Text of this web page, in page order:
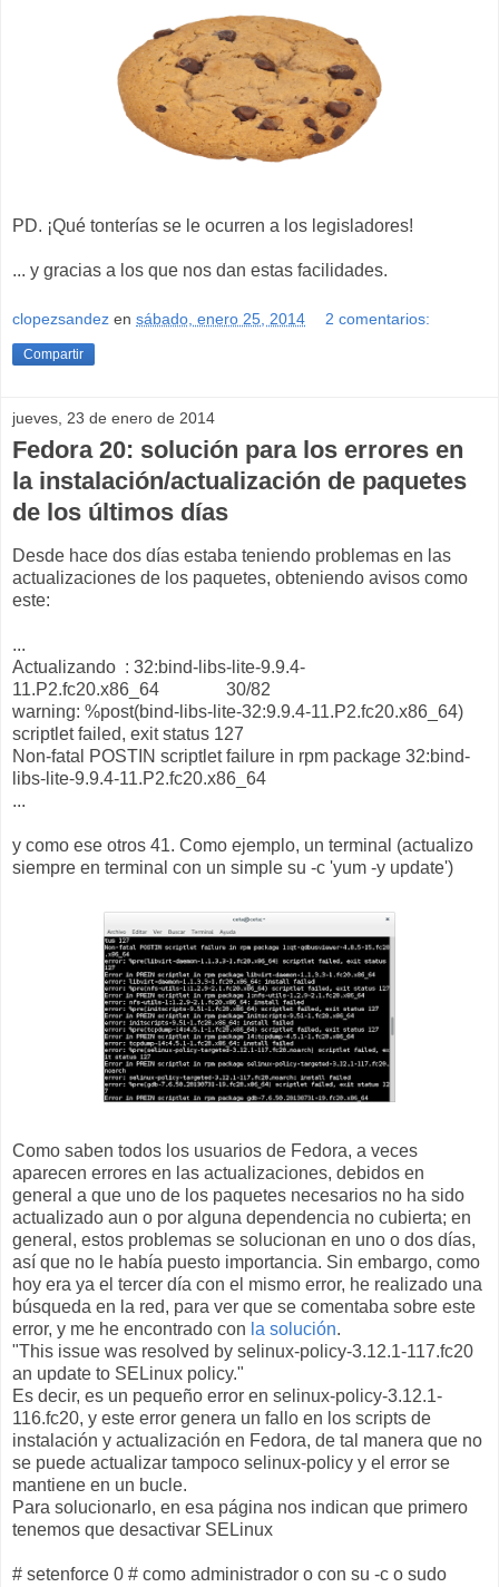
PD. ¡Qué tonterías se le ocurren a los legisladores!
... y gracias a los que nos dan estas facilidades.
clopezsandez en sábado, enero 25, 2014 2 comentarios:
Compartir
jueves, 23 de enero de 2014
Fedora 20: solución para los errores en
la instalación/actualización de paquetes
de los últimos días
Desde hace dos días estaba teniendo problemas en las
actualizaciones de los paquetes, obteniendo avisos como
este:
...
Actualizando : 32:bind-libs-lite-9.9.4-
11.P2.fc20.x86_64 30/82
warning: %post(bind-libs-lite-32:9.9.4-11.P2.fc20.x86_64)
scriptlet failed, exit status 127
Non-fatal POSTIN scriptlet failure in rpm package 32:bind-
libs-lite-9.9.4-11.P2.fc20.x86_64
...
y como ese otros 41. Como ejemplo, un terminal (actualizo
siempre en terminal con un simple su -c 'yum -y update')
Como saben todos los usuarios de Fedora, a veces
aparecen errores en las actualizaciones, debidos en
general a que uno de los paquetes necesarios no ha sido
actualizado aun o por alguna dependencia no cubierta; en
general, estos problemas se solucionan en uno o dos días,
así que no le había puesto importancia. Sin embargo, como
hoy era ya el tercer día con el mismo error, he realizado una
búsqueda en la red, para ver que se comentaba sobre este
error, y me he encontrado con la solución.
"This issue was resolved by selinux-policy-3.12.1-117.fc20
an update to SELinux policy."
Es decir, es un pequeño error en selinux-policy-3.12.1-
116.fc20, y este error genera un fallo en los scripts de
instalación y actualización en Fedora, de tal manera que no
se puede actualizar tampoco selinux-policy y el error se
mantiene en un bucle.
Para solucionarlo, en esa página nos indican que primero
tenemos que desactivar SELinux
# setenforce 0 # como administrador o con su -c o sudo